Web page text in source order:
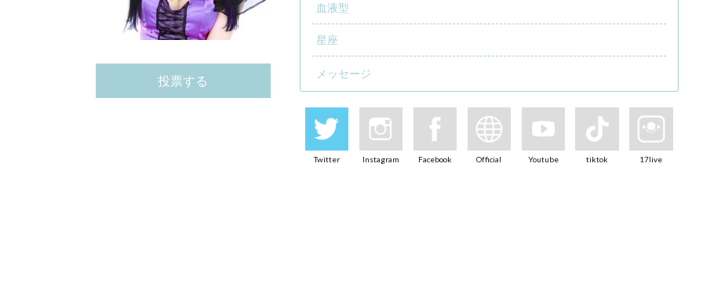
投票する
血液型
星座
メッセージ
Twitter Instagram Facebook Official Youtube tiktok 17live